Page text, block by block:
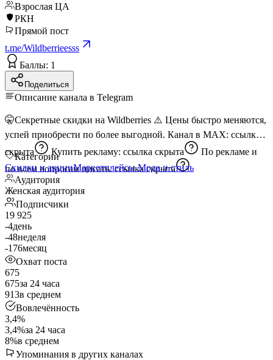
Взрослая ЦА
РКН
Прямой пост
t.me/Wildberrieesss
Баллы: 1
Поделиться
Описание канала в Telegram
🤫Секретные скидки на Wildberries ⚠️ Цены быстро меняются,
успей приобрести по более выгодной. Канал в MAX: ссылка
скрыта
Купить рекламу: ссылка скрыта
по всем вопросам писать:ссылка скрыта
Категории
Скидки и акцииМаркетплейсыМода и стиль
Аудитория
Женская аудитория
Подписчики
19 925
-4день
-48неделя
-176месяц
Охват поста
675
675за 24 часа
913в среднем
Вовлечённость
3,4%
3,4%за 24 часа
8%в среднем
Упоминания в других каналах